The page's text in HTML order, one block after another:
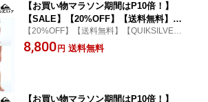
【お買い物マラソン期間はP10倍！】
【SALE】【20%OFF】【送料無料】Qu
iksilver クイックシルバー メンズ HIGH
LINE PRINTED 20 フィットタイ ボード
【20%OFF】【送料無料】【QUIKSILVER
クイックシルバー 公式通販】
8,800 円 送料無料
【お買い物マラソン期間はP10倍！】